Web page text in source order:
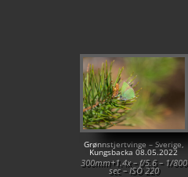
Grønnstjertvinge – Sverige,
Kungsbacka 08.05.2022
300mm+1.4x – f/5.6 – 1/800
sec – ISO 220